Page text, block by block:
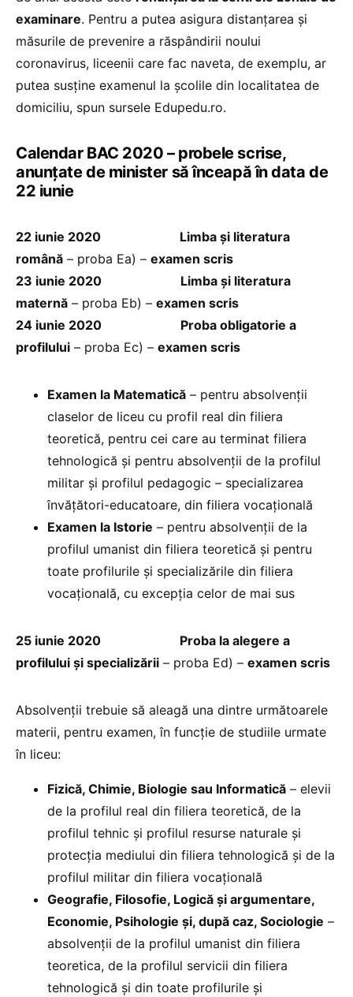
examinare. Pentru a putea asigura distanțarea și
măsurile de prevenire a răspândirii noului
coronavirus, liceenii care fac naveta, de exemplu, ar
putea susține examenul la școlile din localitatea de
domiciliu, spun sursele Edupedu.ro.
Calendar BAC 2020 – probele scrise,
anunțate de minister să înceapă în data de
22 iunie
22 iunie 2020
Limba și literatura
română – proba Ea) – examen scris
23 iunie 2020
Limba și literatura
maternă – proba Eb) – examen scris
24 iunie 2020
Proba obligatorie a
profilului – proba Ec) – examen scris
Examen la Matematică – pentru absolvenții
claselor de liceu cu profil real din filiera
teoretică, pentru cei care au terminat filiera
tehnologică și pentru absolvenții de la profilul
militar și profilul pedagogic – specializarea
învățători-educatoare, din filiera vocațională
Examen la Istorie – pentru absolvenții de la
profilul umanist din filiera teoretică și pentru
toate profilurile și specializările din filiera
vocațională, cu excepția celor de mai sus
25 iunie 2020
Proba la alegere a
profilului și specializării – proba Ed) – examen scris
Absolvenții trebuie să aleagă una dintre următoarele
materii, pentru examen, în funcție de studiile urmate
în liceu:
Fizică, Chimie, Biologie sau Informatică – elevii
de la profilul real din filiera teoretică, de la
profilul tehnic și profilul resurse naturale și
protecția mediului din filiera tehnologică și de la
profilul militar din filiera vocațională
Geografie, Filosofie, Logică și argumentare,
Economie, Psihologie și, după caz, Sociologie –
absolvenții de la profilul umanist din filiera
teoretica, de la profilul servicii din filiera
tehnologică și din toate profilurile și